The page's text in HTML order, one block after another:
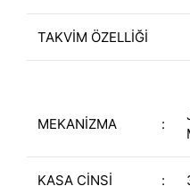
TAKVİM ÖZELLİĞİ
MEKANİZMA :
KASA CİNSİ :